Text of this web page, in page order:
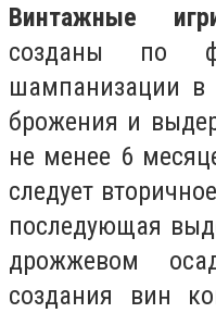
Винтажные
созданы по
шампанизации в
брожения и
не менее 6
следует
последующая
дрожжевом
создания вин